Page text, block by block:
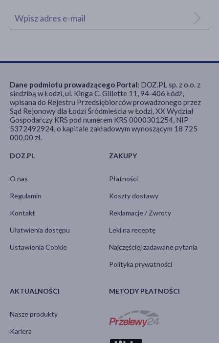
DOZ.PL
O nas
Regulamin
Kontakt
Ułatwienia dostępu
Ustawienia Cookie
ZAKUPY
Płatności
Koszty dostawy
Reklamacje / Zwroty
Leki na receptę
Najczęściej zadawane pytania
Polityka prywatności
AKTUALNOŚCI
Nasze produkty
Kariera
METODY PŁATNOŚCI
Dane podmiotu prowadzącego Portal: DOZ.PL sp. z o.o. z
siedzibą w Łodzi, ul. Kinga C. Gillette 11, 94-406 Łódź,
wpisana do Rejestru Przedsiębiorców prowadzonego przez
Sąd Rejonowy dla Łodzi Śródmieścia w Łodzi, XX Wydział
Gospodarczy KRS pod numerem KRS 0000301254, NIP
5372492924, o kapitale zakładowym wynoszącym 18 725
000,00 zł.